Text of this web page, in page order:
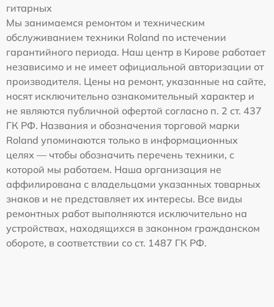
гитарных
Мы занимаемся ремонтом и техническим
обслуживанием техники Roland по истечении
гарантийного периода. Наш центр в Кирове работает
независимо и не имеет официальной авторизации от
производителя. Цены на ремонт, указанные на сайте,
носят исключительно ознакомительный характер и
не являются публичной офертой согласно п. 2 ст. 437
ГК РФ. Названия и обозначения торговой марки
Roland упоминаются только в информационных
целях — чтобы обозначить перечень техники, с
которой мы работаем. Наша организация не
аффилирована с владельцами указанных товарных
знаков и не представляет их интересы. Все виды
ремонтных работ выполняются исключительно на
устройствах, находящихся в законном гражданском
обороте, в соответствии со ст. 1487 ГК РФ.